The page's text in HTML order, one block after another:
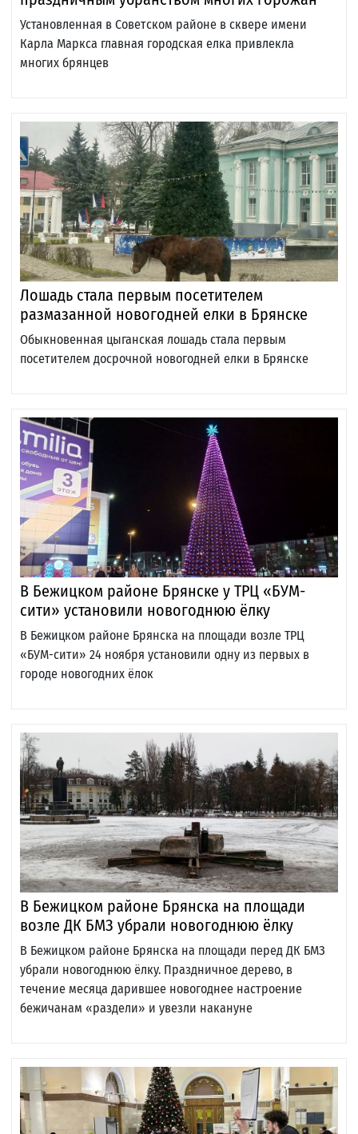
Установленная в Советском районе в сквере имени
Карла Маркса главная городская елка привлекла
многих брянцев
Лошадь стала первым посетителем
размазанной новогодней елки в Брянске
Обыкновенная цыганская лошадь стала первым
посетителем досрочной новогодней елки в Брянске
В Бежицком районе Брянске у ТРЦ «БУМ-
сити» установили новогоднюю ёлку
В Бежицком районе Брянска на площади возле ТРЦ
«БУМ-сити» 24 ноября установили одну из первых в
городе новогодних ёлок
В Бежицком районе Брянска на площади
возле ДК БМЗ убрали новогоднюю ёлку
В Бежицком районе Брянска на площади перед ДК БМЗ
убрали новогоднюю ёлку. Праздничное дерево, в
течение месяца дарившее новогоднее настроение
бежичанам «раздели» и увезли накануне